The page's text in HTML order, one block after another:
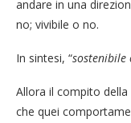
andare in una
no; vivibile o no.
In sintesi, “sostenibile
Allora il compito
che quei